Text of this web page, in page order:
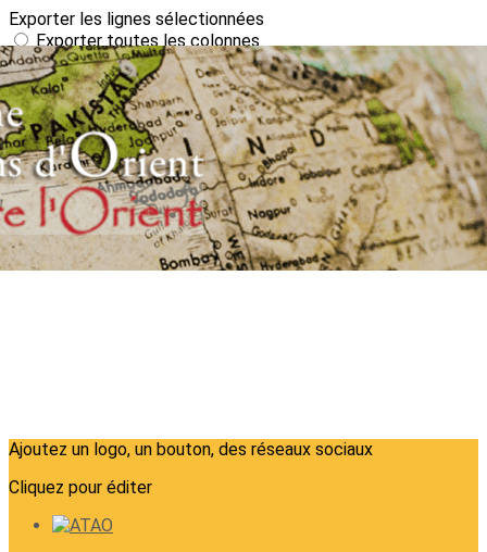
Exporter les lignes sélectionnées
Exporter toutes les colonnes
Exporter uniquement les colonnes affichées
Menu
?>
Images de la page d'accueil
Cliquez pour éditer
Ajoutez un logo, un bouton, des réseaux sociaux
Cliquez pour éditer